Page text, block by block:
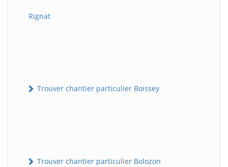
Rignat
Trouver chantier particulier Boissey
Trouver chantier particulier Bolozon